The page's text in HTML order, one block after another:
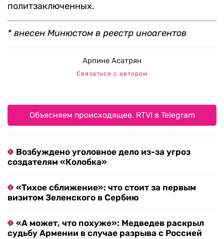
политзаключенных.
* внесен Минюстом в реестр иноагентов
Арпине Асатрян
Связаться с автором
Объясняем происходящее. RTVI в Telegram
Возбуждено уголовное дело из-за угроз
создателям «Колобка»
«Тихое сближение»: что стоит за первым
визитом Зеленского в Сербию
«А может, что похуже»: Медведев раскрыл
судьбу Армении в случае разрыва с Россией